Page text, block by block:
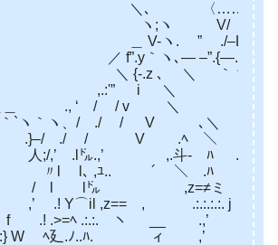
〈……〉 ／
ヽ V/ ./-{
ヽ. ” ./
｀ヽ､― –”.{—.V ｀ヽ
､ ＼ ｀ヾ､—マヽ
i ＼ ﾐh､–~ 〉.
‘ / / v ＼ ＼ｲ;} ,.z
ヽ、/ ./ / V ､＼ `く
/ V .ﾍ ＼ ＼_
.l㌦.,’ ,.斗- ﾊ .＼
,ﾕ.. ´ ＼ .ﾊ .ﾐh､
,z=≠ミ l ｀`
,z== , .:.:.:.:. j lV
.>=ﾍ .:.:. ヽ __ .,’ i
W ﾍ廴.ﾉ..ﾊ. ィ